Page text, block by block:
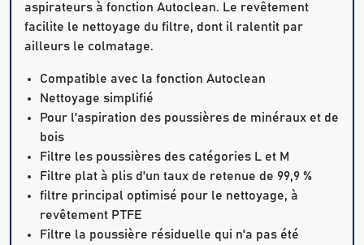
aspirateurs à fonction Autoclean. Le revêtement
facilite le nettoyage du filtre, dont il ralentit par
ailleurs le colmatage.
Compatible avec la fonction Autoclean
Nettoyage simplifié
Pour l'aspiration des poussières de minéraux et de
bois
Filtre les poussières des catégories L et M
Filtre plat à plis d'un taux de retenue de 99,9 %
filtre principal optimisé pour le nettoyage, à
revêtement PTFE
Filtre la poussière résiduelle qui n'a pas été